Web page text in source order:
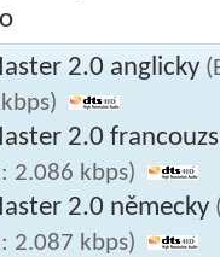
2.0 anglicky
2.0
2.086 kbps)
2.0 německy
2.087 kbps)